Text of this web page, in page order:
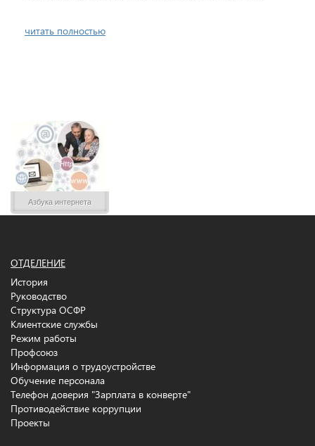
читать полностью
Азбука интернета
ОТДЕЛЕНИЕ
История
Руководство
Структура ОСФР
Клиентские службы
Режим работы
Профсоюз
Информация о трудоустройстве
Обучение персонала
Телефон доверия "Зарплата в конверте"
Противодействие коррупции
Проекты